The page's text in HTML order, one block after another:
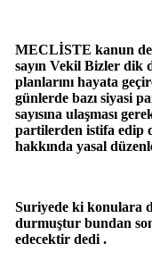
MECLİSTE kanun
sayın Vekil Bizler dik
planlarını hayata
günlerde bazı siyasi
sayısına ulaşması
partilerden istifa edip
hakkında yasal
Suriyede ki konulara
durmuştur bundan
edecektir dedi .